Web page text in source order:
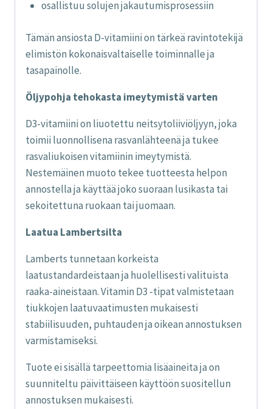
osallistuu solujen jakautumisprosessiin
Tämän ansiosta D-vitamiini on tärkeä ravintotekijä
elimistön kokonaisvaltaiselle toiminnalle ja
tasapainolle.
Öljypohja tehokasta imeytymistä varten
D3-vitamiini on liuotettu neitsytoliiviöljyyn, joka
toimii luonnollisena rasvanlähteenä ja tukee
rasvaliukoisen vitamiinin imeytymistä.
Nestemäinen muoto tekee tuotteesta helpon
annostella ja käyttää joko suoraan lusikasta tai
sekoitettuna ruokaan tai juomaan.
Laatua Lambertsilta
Lamberts tunnetaan korkeista
laatustandardeistaan ja huolellisesti valituista
raaka-aineistaan. Vitamin D3 -tipat valmistetaan
tiukkojen laatuvaatimusten mukaisesti
stabiilisuuden, puhtauden ja oikean annostuksen
varmistamiseksi.
Tuote ei sisällä tarpeettomia lisäaineita ja on
suunniteltu päivittäiseen käyttöön suositellun
annostuksen mukaisesti.